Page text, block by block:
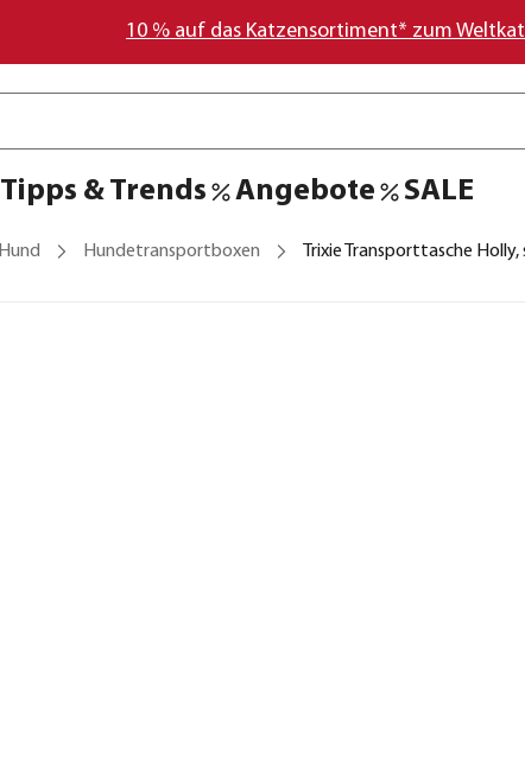
10 % auf das Katzensortiment* zum
Tipps & Trends Angebote SALE
Hund Hundetransportboxen Trixie Transporttasche